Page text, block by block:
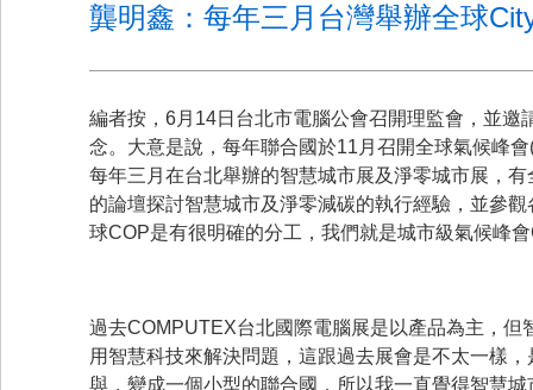
龔明鑫：每年三月台灣舉辦全球
編者按，6月14日台北市電腦公會召開理監會，並
念。大意是說，每年聯合國於11月召開全球氣候峰
每年三月在台北舉辦的智慧城市展及淨零城市展，
的論壇探討智慧城市及淨零減碳的執行經驗，並參
球COP是有很明確的分工，我們就是城市級氣候峰
過去COMPUTEX台北國際電腦展是以產品為主，
用智慧科技來解決問題，這跟過去展會是不太一樣
與，變成一個小型的聯合國，所以我一直覺得智慧